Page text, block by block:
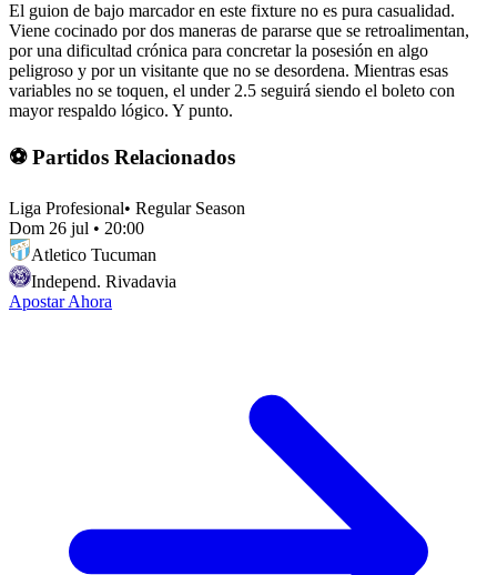
El guion de bajo marcador en este fixture no es pura casualidad.
Viene cocinado por dos maneras de pararse que se retroalimentan,
por una dificultad crónica para concretar la posesión en algo
peligroso y por un visitante que no se desordena. Mientras esas
variables no se toquen, el under 2.5 seguirá siendo el boleto con
mayor respaldo lógico. Y punto.
⚽ Partidos Relacionados
Liga Profesional• Regular Season
Dom 26 jul • 20:00
Atletico Tucuman
Independ. Rivadavia
Apostar Ahora